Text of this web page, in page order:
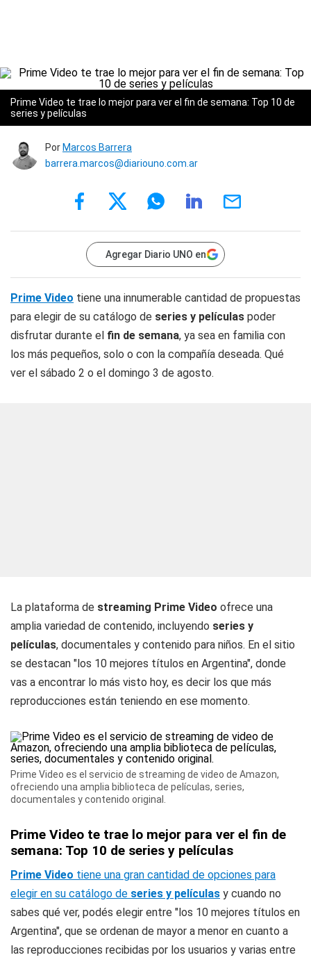
Prime Video te trae lo mejor para ver el fin de semana: Top 10 de
series y películas
Por Marcos Barrera
barrera.marcos@diariouno.com.ar
Agregar Diario UNO en
Prime Video tiene una innumerable cantidad de propuestas
para elegir de su catálogo de series y películas poder
disfrutar durante el fin de semana, ya sea en familia con
los más pequeños, solo o con la compañía deseada. Qué
ver el sábado 2 o el domingo 3 de agosto.
La plataforma de streaming Prime Video ofrece una
amplia variedad de contenido, incluyendo series y
películas, documentales y contenido para niños. En el sitio
se destacan "los 10 mejores títulos en Argentina", donde
vas a encontrar lo más visto hoy, es decir los que más
reproducciones están teniendo en ese momento.
Prime Video es el servicio de streaming de video de Amazon,
ofreciendo una amplia biblioteca de películas, series,
documentales y contenido original.
Prime Video te trae lo mejor para ver el fin de
semana: Top 10 de series y películas
Prime Video tiene una gran cantidad de opciones para
elegir en su catálogo de series y películas y cuando no
sabes qué ver, podés elegir entre "los 10 mejores títulos en
Argentina", que se ordenan de mayor a menor en cuanto a
las reproducciones recibidas por los usuarios y varias entre